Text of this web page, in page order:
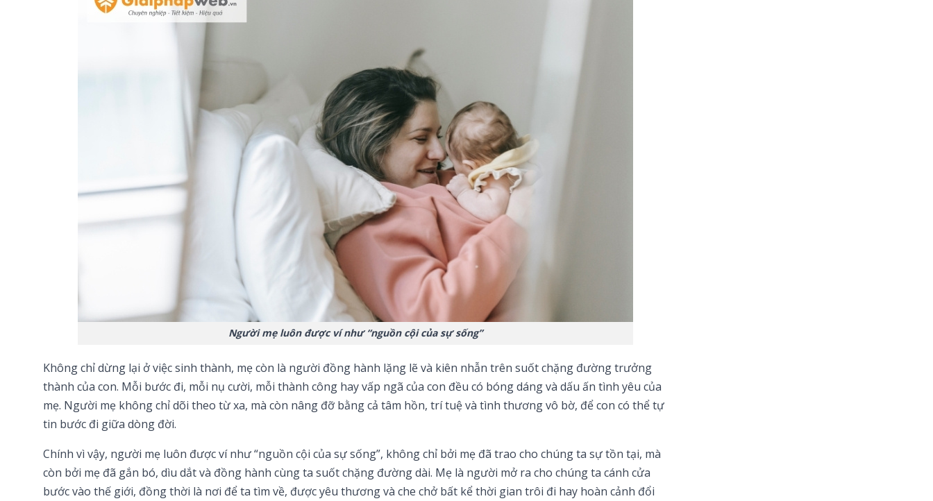
Người mẹ luôn được ví như “nguồn cội của sự sống”
Không chỉ dừng lại ở việc sinh thành, mẹ còn là người đồng hành lặng lẽ và kiên nhẫn trên suốt chặng đường trưởng
thành của con. Mỗi bước đi, mỗi nụ cười, mỗi thành công hay vấp ngã của con đều có bóng dáng và dấu ấn tình yêu của
mẹ. Người mẹ không chỉ dõi theo từ xa, mà còn nâng đỡ bằng cả tâm hồn, trí tuệ và tình thương vô bờ, để con có thể tự
tin bước đi giữa dòng đời.
Chính vì vậy, người mẹ luôn được ví như “nguồn cội của sự sống”, không chỉ bởi mẹ đã trao cho chúng ta sự tồn tại, mà
còn bởi mẹ đã gắn bó, dìu dắt và đồng hành cùng ta suốt chặng đường dài. Mẹ là người mở ra cho chúng ta cánh cửa
bước vào thế giới, đồng thời là nơi để ta tìm về, được yêu thương và che chở bất kể thời gian trôi đi hay hoàn cảnh đổi